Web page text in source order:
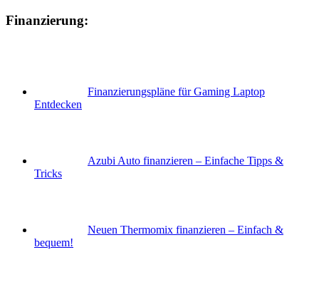
Finanzierung:
Finanzierungspläne für Gaming Laptop
Entdecken
Azubi Auto finanzieren – Einfache Tipps &
Tricks
Neuen Thermomix finanzieren – Einfach &
bequem!